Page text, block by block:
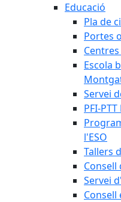
Educació
Pla de
Portes
Escola
Servei
PFI-
l'ESO
Tallers
Consell
Servei
Consell